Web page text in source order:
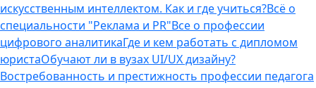
искусственным интеллектом. Как и где учиться?Всё о
специальности "Реклама и PR"Все о профессии
цифрового аналитикаГде и кем работать с дипломом
юристаОбучают ли в вузах UI/UX дизайну?
Востребованность и престижность профессии педагога